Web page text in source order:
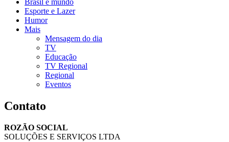
Brasil e mundo
Esporte e Lazer
Humor
Mais
Mensagem do dia
TV
Educação
TV Regional
Regional
Eventos
Contato
ROZÃO SOCIAL
SOLUÇÕES E SERVIÇOS LTDA